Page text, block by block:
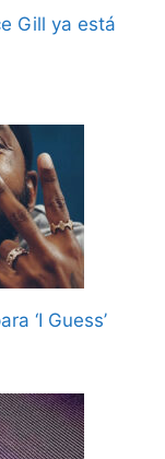
Gill ya está
‘I Guess’